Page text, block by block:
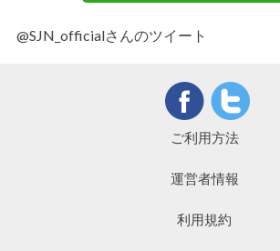
@SJN_officialさんのツイート
ご利用方法
運営者情報
利用規約